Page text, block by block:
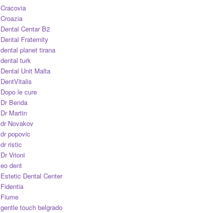
Cracovia
Croazia
Dental Centar B2
Dental Fraternity
dental planet tirana
dental turk
Dental Unit Malta
DentVitalis
Dopo le cure
Dr Benda
Dr Martin
dr Novakov
dr popovic
dr ristic
Dr Vrioni
eo dent
Estetic Dental Center
Fidentia
Fiume
gentle touch belgrado